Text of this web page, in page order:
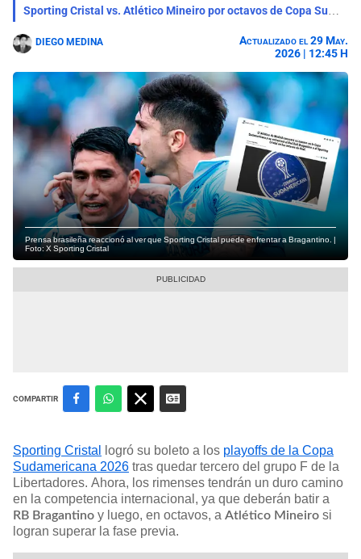
Sporting Cristal vs. Atlético Mineiro por octavos de Copa Sudamericana solo si vence a Bragantino
DIEGO MEDINA
Actualizado el 29 May.
2026 | 12:45 H
Prensa brasileña reaccionó al ver que Sporting Cristal puede enfrentar a Bragantino. |
Foto: X Sporting Cristal
COMPARTIR
Sporting Cristal logró su boleto a los playoffs de la Copa
Sudamericana 2026 tras quedar tercero del grupo F de la
Libertadores. Ahora, los rimenses tendrán un duro camino
en la competencia internacional, ya que deberán batir a
RB Bragantino y luego, en octavos, a Atlético Mineiro si
logran superar la fase previa.